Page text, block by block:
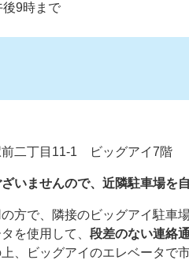
9時まで
前二丁目11-1 ビッグアイ7階
いませんので、近隣駐車場を
方で、隣接のビッグアイ駐車
を使用して、 段差のない連絡
、ビッグアイのエレベータで